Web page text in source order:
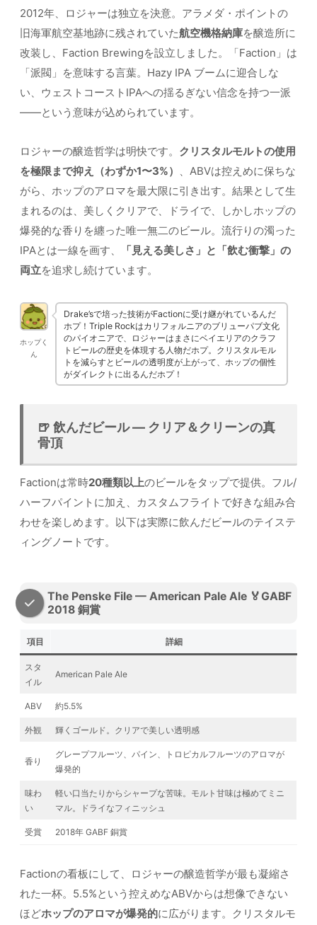
2012年、ロジャーは独立を決意。アラメダ・ポイントの
旧海軍航空基地跡に残されていた航空機格納庫を醸造所に
改装し、Faction Brewingを設立しました。「Faction」は
「派閥」を意味する言葉。Hazy IPA ブームに迎合しな
い、ウェストコーストIPAへの揺るぎない信念を持つ一派
——という意味が込められています。
ロジャーの醸造哲学は明快です。 クリスタルモルトの使用
を極限まで抑え（わずか1〜3%） 、ABVは控えめに保ちな
がら、ホップのアロマを最大限に引き出す。結果として生
まれるのは、美しくクリアで、ドライで、しかしホップの
爆発的な香りを纏った唯一無二のビール。流行りの濁った
IPAとは一線を画す、
「見える美しさ」と「飲む衝撃」の
両立を追求し続けています。
ホップく
ん
Drake’sで培った技術がFactionに受け継がれているんだ
ホプ！Triple Rockはカリフォルニアのブリューパブ文化
のパイオニアで、ロジャーはまさにベイエリアのクラフ
トビールの歴史を体現する人物だホプ。クリスタルモル
トを減らすとビールの透明度が上がって、ホップの個性
がダイレクトに出るんだホプ！
🍺 飲んだビール — クリア＆クリーンの真
骨頂
Factionは常時20種類以上のビールをタップで提供。フル/
ハーフパイントに加え、カスタムフライトで好きな組み合
わせを楽しめます。以下は実際に飲んだビールのテイステ
ィングノートです。
The Penske File — American Pale Ale 🏅GABF
2018 銅賞
項目 詳細
スタ
イル
American Pale Ale
ABV 約5.5%
外観 輝くゴールド。クリアで美しい透明感
香り
グレープフルーツ、パイン、トロピカルフルーツのアロマが
爆発的
味わ
い
軽い口当たりからシャープな苦味。モルト甘味は極めてミニ
マル。ドライなフィニッシュ
受賞 2018年 GABF 銅賞
Factionの看板にして、ロジャーの醸造哲学が最も凝縮さ
れた一杯。5.5%という控えめなABVからは想像できない
ほどホップのアロマが爆発的に広がります。クリスタルモ